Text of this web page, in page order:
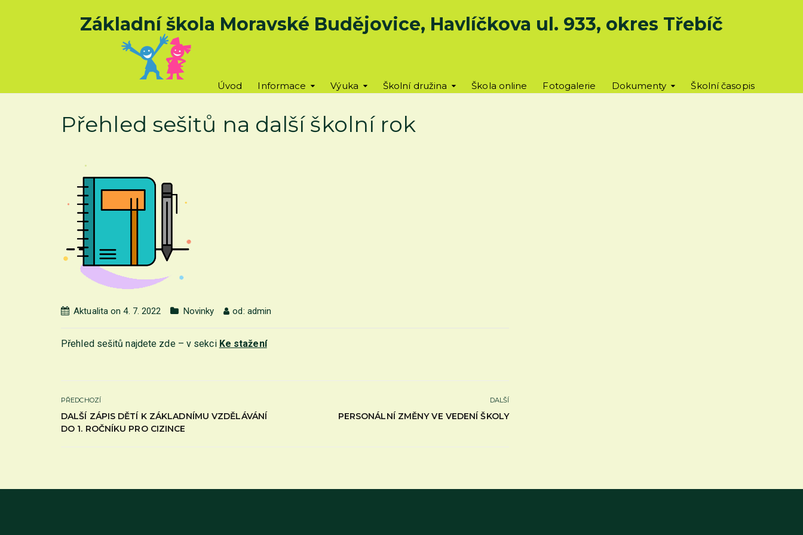
Základní škola Moravské Budějovice, Havlíčkova ul. 933, okres Třebíč
Úvod Informace Výuka Školní družina Škola online Fotogalerie Dokumenty Školní časopis
Přehled sešitů na další školní rok
Aktualita on 4. 7. 2022 Novinky od: admin
Přehled sešitů najdete zde – v sekci Ke stažení
PŘEDCHOZÍ
DALŠÍ ZÁPIS DĚTÍ K ZÁKLADNÍMU VZDĚLÁVÁNÍ
DO 1. ROČNÍKU PRO CIZINCE
DALŠÍ
PERSONÁLNÍ ZMĚNY VE VEDENÍ ŠKOLY